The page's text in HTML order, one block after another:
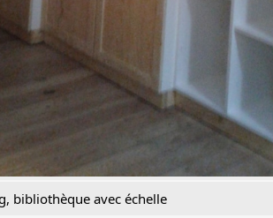
bibliothèque avec échelle